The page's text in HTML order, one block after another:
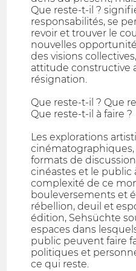
Que reste-t-il ?
responsabilités, se
revoir et trouver le
nouvelles
des visions
attitude constructive
résignation.
Que reste-t-il ? Que
Que reste-t-il à faire ?
Les explorations
cinématographiques,
formats de
cinéastes et le public
complexité de ce
bouleversements et
rébellion, deuil et
édition, Sehsüchte
espaces dans
public peuvent faire
politiques et
ce qui reste.